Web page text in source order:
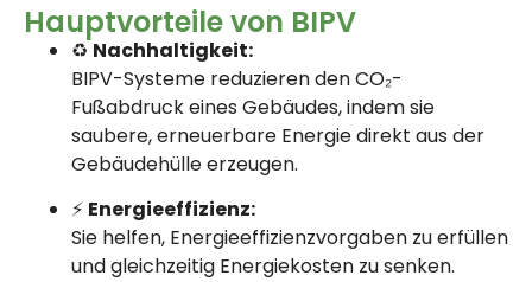
Hauptvorteile von BIPV
♻️ Nachhaltigkeit:
BIPV-Systeme reduzieren den CO₂-
Fußabdruck eines Gebäudes, indem sie
saubere, erneuerbare Energie direkt aus der
Gebäudehülle erzeugen.
⚡ Energieeffizienz:
Sie helfen, Energieeffizienzvorgaben zu erfüllen
und gleichzeitig Energiekosten zu senken.